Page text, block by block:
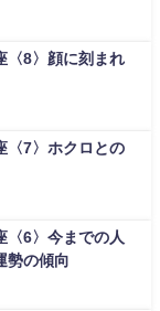
〈8〉顔に刻まれ
〈7〉ホクロとの
〈6〉今までの人
勢の傾向